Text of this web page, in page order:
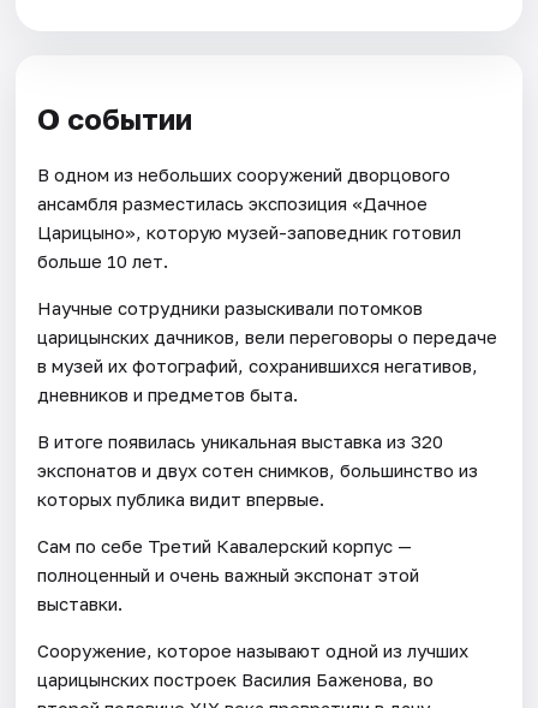
О событии
В одном из небольших сооружений дворцового
ансамбля разместилась экспозиция «Дачное
Царицыно», которую музей-заповедник готовил
больше 10 лет.
Научные сотрудники разыскивали потомков
царицынских дачников, вели переговоры о передаче
в музей их фотографий, сохранившихся негативов,
дневников и предметов быта.
В итоге появилась уникальная выставка из 320
экспонатов и двух сотен снимков, большинство из
которых публика видит впервые.
Сам по себе Третий Кавалерский корпус —
полноценный и очень важный экспонат этой
выставки.
Сооружение, которое называют одной из лучших
царицынских построек Василия Баженова, во